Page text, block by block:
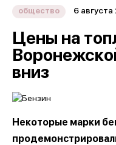
общество 6 августа
Цены на
вниз
Некоторые марки